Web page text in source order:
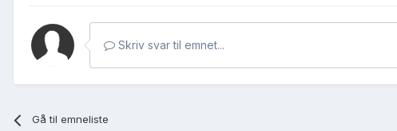
Skriv svar til emnet...
Gå til emneliste